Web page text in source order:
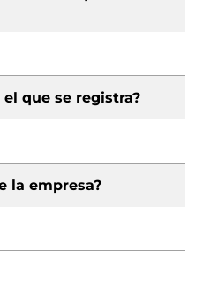
que se registra?
la empresa?